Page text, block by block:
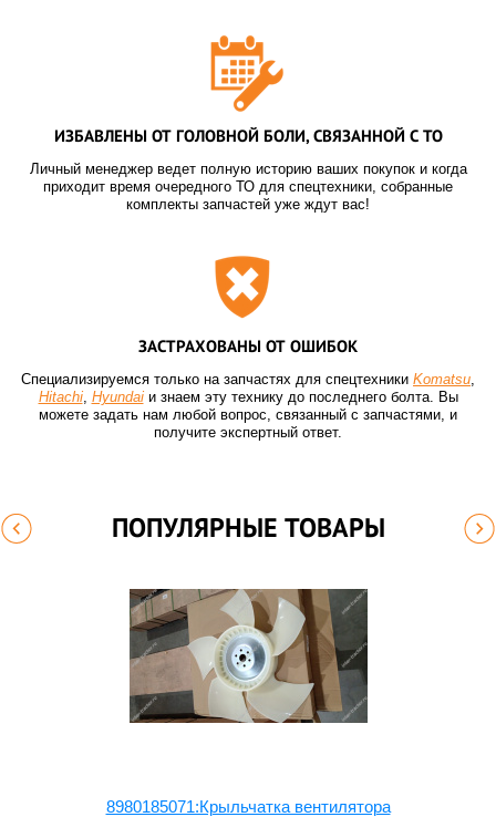
ИЗБАВЛЕНЫ ОТ ГОЛОВНОЙ БОЛИ, СВЯЗАННОЙ С ТО
Личный менеджер ведет полную историю ваших покупок и когда
приходит время очередного ТО для спецтехники, собранные
комплекты запчастей уже ждут вас!
ЗАСТРАХОВАНЫ ОТ ОШИБОК
Специализируемся только на запчастях для спецтехники Komatsu,
Hitachi, Hyundaiи знаем эту технику до последнего болта. Вы
можете задать нам любой вопрос, связанный с запчастями, и
получите экспертный ответ.
ПОПУЛЯРНЫЕ ТОВАРЫ
8980185071:Крыльчатка вентилятора